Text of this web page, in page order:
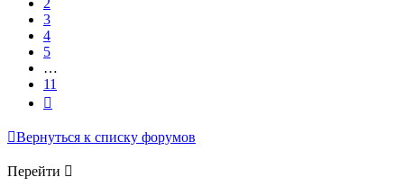
3
4
5
…
11
Вернуться к списку форумов
Перейти